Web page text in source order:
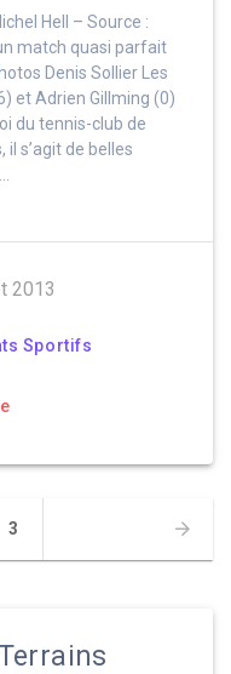
Hell – Source :
match quasi parfait
Denis Sollier Les
et Adrien Gillming (0)
du tennis-club de
il s’agit de belles
2013
Sportifs
Page
3